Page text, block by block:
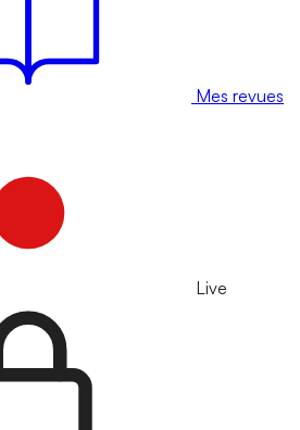
Mes revues
Live